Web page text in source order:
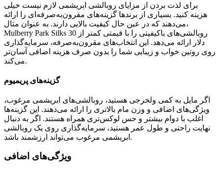
برای لذت بردن از مزایای روبالشی ابریشمی لازم نیست خیلی
هزینه کنید. بسیاری از برندها گزینه‌های مقرون‌به‌صرفه‌ای را ارائه
می‌دهند که در عین حال کیفیت بالایی دارند. به عنوان مثال،
Mulberry Park Silks روبالشی‌های باکیفیتی را با قیمتی کمتر از 30
دلار ارائه می‌دهد. این انتخاب‌های مقرون‌به‌صرفه، سرمایه‌گذاری
روی روتین خواب و زیبایی شما را بدون صرف هزینه اضافی آسان‌تر
می‌کند.
گزینه‌های پریمیوم
اگر مایل به کمی ولخرجی هستید، روبالشی‌های ابریشمی مرغوب،
ویژگی‌های اضافی و وزن مام بالاتری را ارائه می‌دهند. این گزینه‌ها
اغلب با دوام بیشتر و حس لوکس‌تری همراه هستند. اگر به دنبال
نهایت راحتی و طول عمر هستید، سرمایه‌گذاری روی یک روبالشی
ابریشمی مرغوب می‌تواند ارزشمند باشد.
ویژگی‌های اضافی